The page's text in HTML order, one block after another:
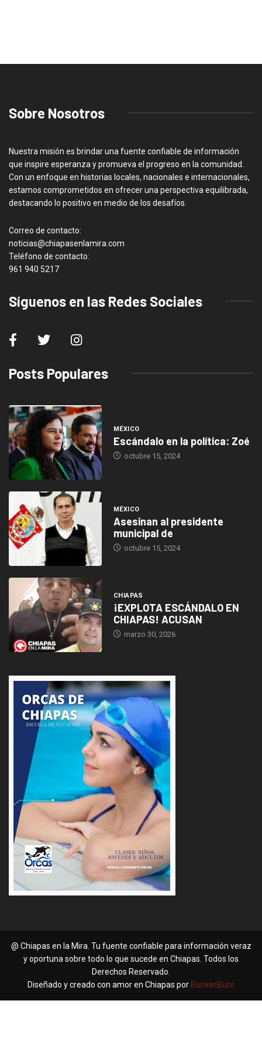
Sobre Nosotros
Nuestra misión es brindar una fuente confiable de información
que inspire esperanza y promueva el progreso en la comunidad.
Con un enfoque en historias locales, nacionales e internacionales,
estamos comprometidos en ofrecer una perspectiva equilibrada,
destacando lo positivo en medio de los desafíos.
Correo de contacto:
noticias@chiapasenlamira.com
Teléfono de contacto:
961 940 5217
Síguenos en las Redes Sociales
Posts Populares
MÉXICO
Escándalo en la política: Zoé
octubre 15, 2024
MÉXICO
Asesinan al presidente
municipal de
octubre 15, 2024
CHIAPAS
¡EXPLOTA ESCÁNDALO EN
CHIAPAS! ACUSAN
marzo 30, 2026
@ Chiapas en la Mira. Tu fuente confiable para información veraz
y oportuna sobre todo lo que sucede en Chiapas. Todos los
Derechos Reservado.
Diseñado y creado con amor en Chiapas por BunkerBuro